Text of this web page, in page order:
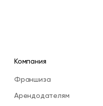
Компания
Франшиза
Арендодателям